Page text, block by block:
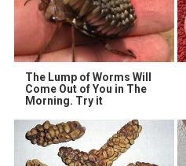
The Lump of Worms Will
Come Out of You in The
Morning. Try it